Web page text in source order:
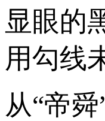
显眼的
用勾线
从“帝